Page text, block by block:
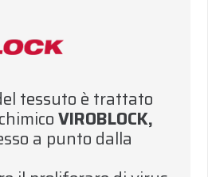
tessuto è trattato
VIROBLOCK,
a punto dalla